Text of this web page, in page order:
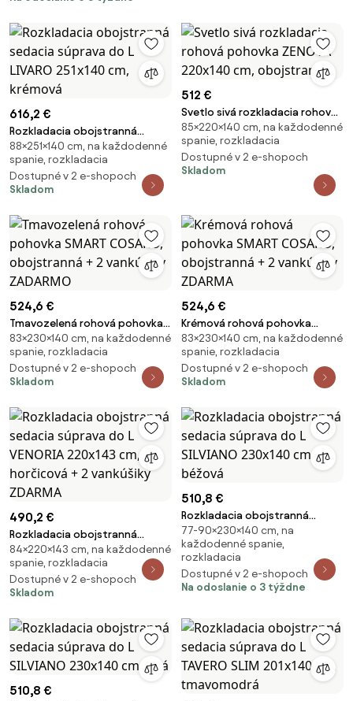
616,2 €
Rozkladacia obojstranná
sedacia súprava do L LIVARO
251x140 cm, krémová
88×251×140 cm, na každodenné
spanie, rozkladacia
Dostupné v 2 e-shopoch
Skladom
512 €
Svetlo sivá rozkladacia rohová
pohovka ZENOVA 220x140 cm,
obojstranná
85×220×140 cm, na každodenné
spanie, rozkladacia
Dostupné v 2 e-shopoch
Skladom
524,6 €
Tmavozelená rohová pohovka
SMART COSARO, obojstranná +
2 vankúšiky ZADARMO
83×230×140 cm, na každodenné
spanie, rozkladacia
Dostupné v 2 e-shopoch
Skladom
524,6 €
Krémová rohová pohovka
SMART COSARO, obojstranná +
2 vankúšiky ZDARMA
83×230×140 cm, na každodenné
spanie, rozkladacia
Dostupné v 2 e-shopoch
Skladom
490,2 €
Rozkladacia obojstranná
sedacia súprava do L VENORIA
220x143 cm, horčicová + 2
vankúšiky ZDARMA
84×220×143 cm, na každodenné
spanie, rozkladacia
Dostupné v 2 e-shopoch
Skladom
510,8 €
Rozkladacia obojstranná
sedacia súprava do L SILVIANO
230x140 cm, béžová
77-90×230×140 cm, na
každodenné spanie,
rozkladacia
Dostupné v 2 e-shopoch
Na odoslanie o 3 týždne
510,8 €